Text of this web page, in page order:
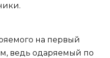
на первый
ведь одаряемый по